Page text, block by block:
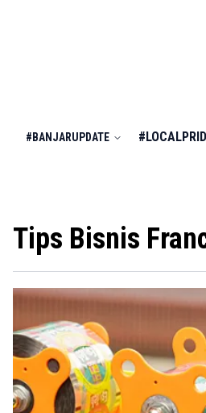
#BANJARUPDATE
Tips Bisnis